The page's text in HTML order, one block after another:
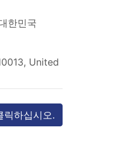
한민국
United
릭하십시오.